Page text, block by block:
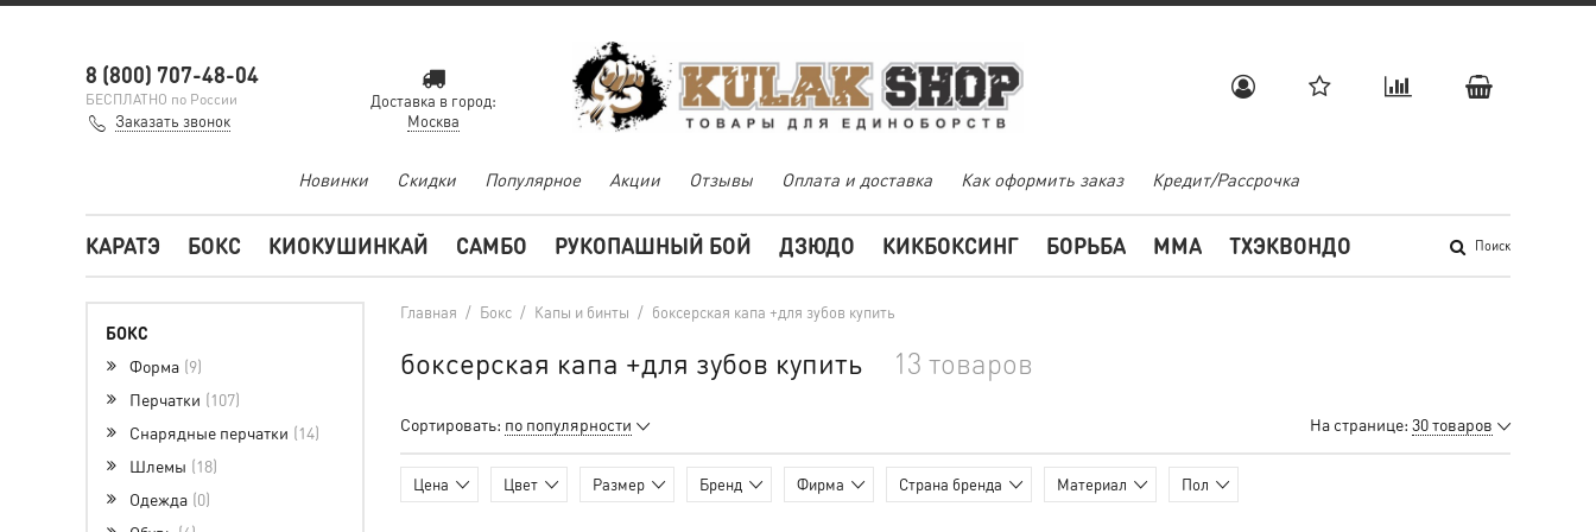
8 (800) 707-48-04
БЕСПЛАТНО по России
Заказать звонок
Доставка в город:
Москва
Новинки Скидки Популярное Акции Отзывы Оплата и доставка Как оформить заказ Кредит/Рассрочка
Поиск
КАРАТЭ БОКС КИОКУШИНКАЙ САМБО РУКОПАШНЫЙ БОЙ ДЗЮДО КИКБОКСИНГ БОРЬБА MMA ТХЭКВОНДО
Главная / Бокс / Капы и бинты / боксерская капа +для зубов купить
боксерская капа +для зубов купить 13 товаров
Сортировать: по популярности На странице: 30 товаров
Цена Цвет Размер Бренд Фирма Страна бренда Материал Пол
БОКС
Форма 9
Перчатки 107
Снарядные перчатки 14
Шлемы 18
Одежда 0